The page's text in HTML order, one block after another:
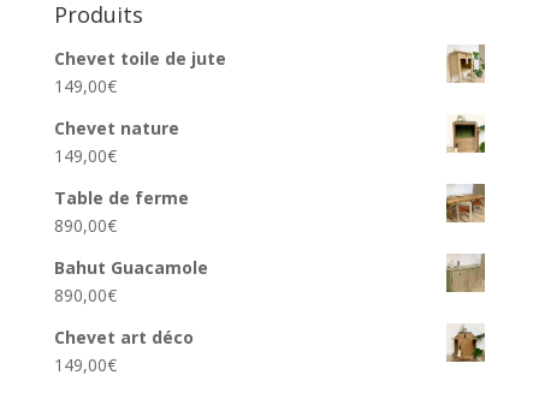
Produits
Chevet toile de jute
149,00€
Chevet nature
149,00€
Table de ferme
890,00€
Bahut Guacamole
890,00€
Chevet art déco
149,00€